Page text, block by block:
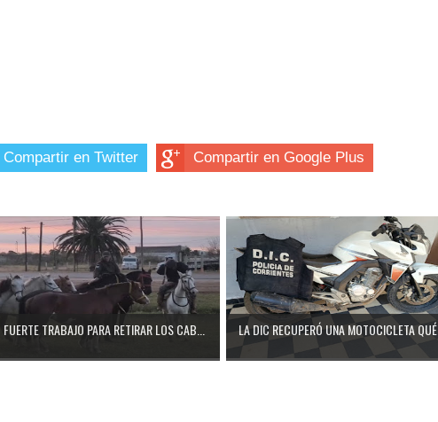
Compartir en Twitter Compartir en Google Plus
FUERTE TRABAJO PARA RETIRAR LOS CAB... LA DIC RECUPERÓ UNA MOTOCICLETA QUÉ...